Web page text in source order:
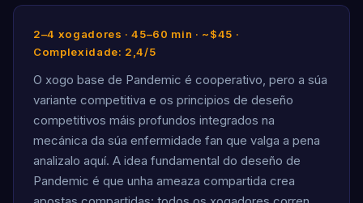
2–4 xogadores · 45–60 min · ~$45 ·
Complexidade: 2,4/5
O xogo base de Pandemic é cooperativo, pero a súa
variante competitiva e os principios de deseño
competitivos máis profundos integrados na
mecánica da súa enfermidade fan que valga a pena
analizalo aquí. A idea fundamental do deseño de
Pandemic é que unha ameaza compartida crea